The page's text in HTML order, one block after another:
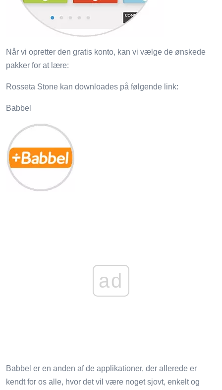
Når vi opretter den gratis konto, kan vi vælge de ønskede
pakker for at lære:
Rosseta Stone kan downloades på følgende link:
Babbel
ad
Babbel er en anden af ​​de applikationer, der allerede er
kendt for os alle, hvor det vil være noget sjovt, enkelt og